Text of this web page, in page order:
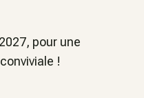
pour une
!